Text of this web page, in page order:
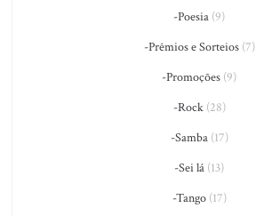
-Poesia (9)
-Prêmios e Sorteios(7)
-Promoções (9)
-Rock(28)
-Samba(17)
-Sei lá (13)
-Tango(17)